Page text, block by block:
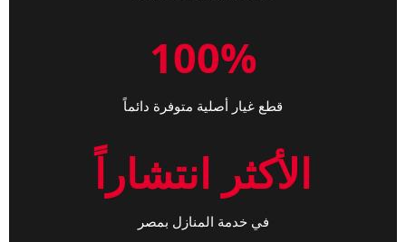
100%
قطع غيار أصلية متوفرة دائماً
الأكثر انتشاراً
في خدمة المنازل بمصر